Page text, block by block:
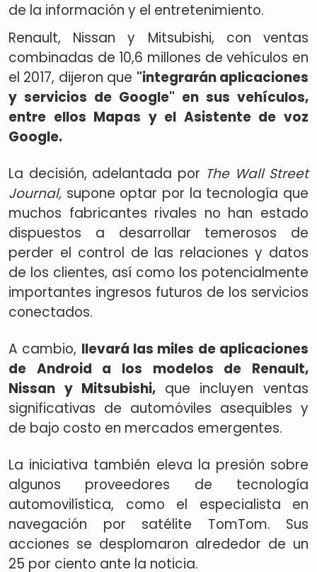
de la información y el entretenimiento.
Renault, Nissan y Mitsubishi, con ventas
combinadas de 10,6 millones de vehículos en
el 2017, dijeron que "integrarán aplicaciones
y servicios de Google" en sus vehículos,
entre ellos Mapas y el Asistente de voz
Google.
La decisión, adelantada por The Wall Street
Journal, supone optar por la tecnología que
muchos fabricantes rivales no han estado
dispuestos a desarrollar temerosos de
perder el control de las relaciones y datos
de los clientes, así como los potencialmente
importantes ingresos futuros de los servicios
conectados.
A cambio, llevará las miles de aplicaciones
de Android a los modelos de Renault,
Nissan y Mitsubishi, que incluyen ventas
significativas de automóviles asequibles y
de bajo costo en mercados emergentes.
La iniciativa también eleva la presión sobre
algunos proveedores de tecnología
automovilística, como el especialista en
navegación por satélite TomTom. Sus
acciones se desplomaron alrededor de un
25 por ciento ante la noticia.